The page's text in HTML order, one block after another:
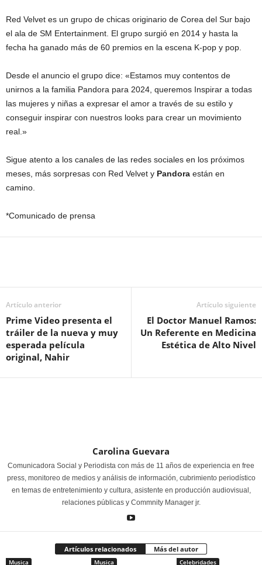
Red Velvet es un grupo de chicas originario de Corea del Sur bajo
el ala de SM Entertainment. El grupo surgió en 2014 y hasta la
fecha ha ganado más de 60 premios en la escena K-pop y pop.
Desde el anuncio el grupo dice: «Estamos muy contentos de
unirnos a la familia Pandora para 2024, queremos Inspirar a todas
las mujeres y niñas a expresar el amor a través de su estilo y
conseguir inspirar con nuestros looks para crear un movimiento
real.»
Sigue atento a los canales de las redes sociales en los próximos
meses, más sorpresas con Red Velvet y Pandora están en
camino.
*Comunicado de prensa
Artículo anterior
Prime Video presenta el
tráiler de la nueva y muy
esperada película
original, Nahir
Artículo siguiente
El Doctor Manuel Ramos:
Un Referente en Medicina
Estética de Alto Nivel
Carolina Guevara
Comunicadora Social y Periodista con más de 11 años de experiencia en free
press, monitoreo de medios y análisis de información, cubrimiento periodístico
en temas de entretenimiento y cultura, asistente en producción audiovisual,
relaciones públicas y Commnity Manager jr.
Artículos relacionados Más del autor
Musica Musica Celebridades